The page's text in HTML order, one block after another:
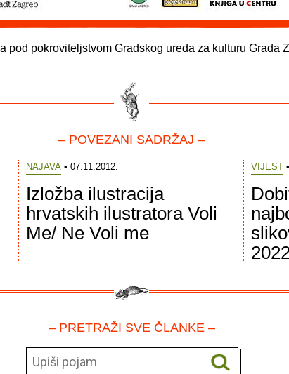
pod pokroviteljstvom Gradskog ureda za kulturu Grada
– POVEZANI SADRŽAJ –
NAJAVA• 07.11.2012.
Izložba ilustracija
hrvatskih ilustratora Voli
Me/ Ne Voli me
VIJEST
– PRETRAŽI SVE ČLANKE –